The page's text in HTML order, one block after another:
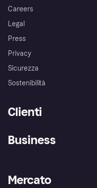
Careers
Legal
Press
Privacy
Sicurezza
Sostenibilità
Clienti
Assistenza
Esplora i negozi
Business
Accesso aziende
Mercato